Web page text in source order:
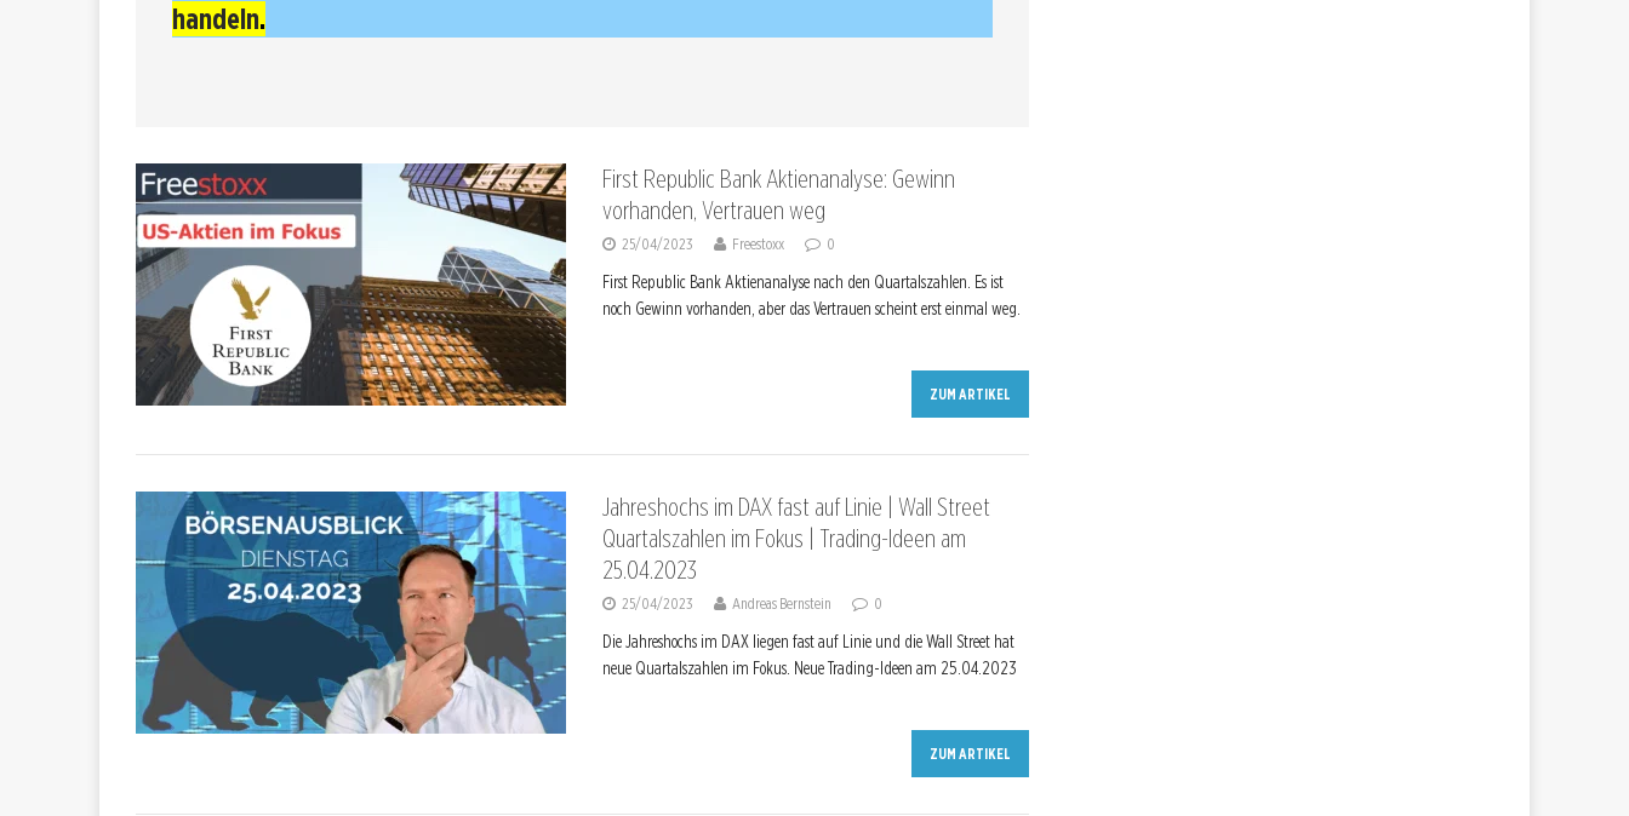
handeln.
First Republic Bank Aktienanalyse: Gewinn
vorhanden, Vertrauen weg
25/04/2023 Freestoxx 0
First Republic Bank Aktienanalyse nach den Quartalszahlen. Es ist
noch Gewinn vorhanden, aber das Vertrauen scheint erst einmal weg.
ZUM ARTIKEL
Jahreshochs im DAX fast auf Linie | Wall Street
Quartalszahlen im Fokus | Trading-Ideen am
25.04.2023
25/04/2023 Andreas Bernstein 0
Die Jahreshochs im DAX liegen fast auf Linie und die Wall Street hat
neue Quartalszahlen im Fokus. Neue Trading-Ideen am 25.04.2023
ZUM ARTIKEL